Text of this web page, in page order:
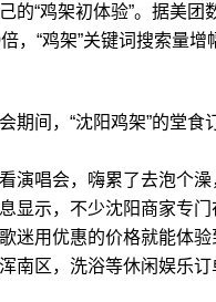
的“鸡架初体验”。据美
，“鸡架”关键词搜索量增
，“沈阳鸡架”的堂食
唱会，嗨累了去泡个澡
息显示，不少沈阳商家专
迷用优惠的价格就能体
南区，洗浴等休闲娱乐